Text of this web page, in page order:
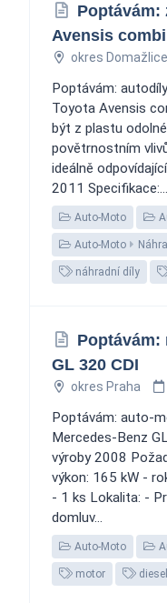
Poptávám:
Avensis
okres Domažlice
Poptávám:
Toyota Avensis
být z plastu
povětrnostním
ideálně
2011 Specifikace:...
Auto-Moto
Auto-Moto
náhradní díly
Poptávám:
GL 320 CDI
okres Praha
Poptávám: auto-
Mercedes-Benz
výroby 2008
výkon: 165 kW -
- 1 ks Lokalita: -
domluv...
Auto-Moto
motor